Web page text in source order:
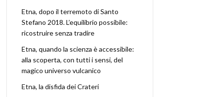
Etna, dopo il terremoto di Santo
Stefano 2018. L’equilibrio possibile:
ricostruire senza tradire
Etna, quando la scienza è accessibile:
alla scoperta, con tutti i sensi, del
magico universo vulcanico
Etna, la disfida dei Crateri